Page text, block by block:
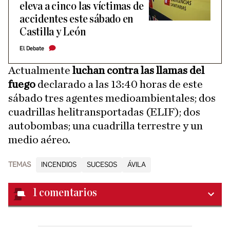
eleva a cinco las víctimas de
accidentes este sábado en
Castilla y León
El Debate
Actualmente luchan contra las llamas del
fuego declarado a las 13:40 horas de este
sábado tres agentes medioambientales; dos
cuadrillas helitransportadas (ELIF); dos
autobombas; una cuadrilla terrestre y un
medio aéreo.
TEMAS INCENDIOS SUCESOS ÁVILA
1 comentarios